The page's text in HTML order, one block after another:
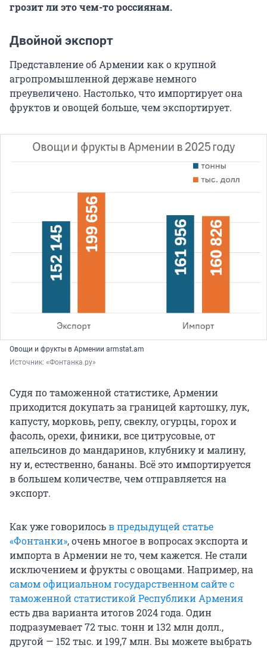
грозит ли это чем-то россиянам.
Двойной экcпорт
Представление об Армении как о крупной
агропромышленной державе немного
преувеличено. Настолько, что импортирует она
фруктов и овощей больше, чем экспортирует.
Овощи и фрукты в Армении armstat.am
Источник: «Фонтанка.ру»
Судя по таможенной статистике, Армении
приходится докупать за границей картошку, лук,
капусту, морковь, репу, свеклу, огурцы, горох и
фасоль, орехи, финики, все цитрусовые, от
апельсинов до мандаринов, клубнику и малину,
ну и, естественно, бананы. Всё это импортируется
в большем количестве, чем отправляется на
экспорт.
Как уже говорилосьв предыдущей статье
«Фонтанки», очень многое в вопросах экспорта и
импорта в Армении не то, чем кажется. Не стали
исключением и фрукты с овощами. Например, на
самом официальном государственном сайте с
таможенной статистикой Республики Армения
есть два варианта итогов 2024 года. Один
подразумевает72 тыс. тонн и 132 млн долл.,
другой — 152 тыс. и 199,7 млн. Вы можете выбрать